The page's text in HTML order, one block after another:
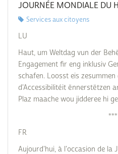
JOURNÉE MONDIALE DU
Services aux citoyens
LU
Haut, um Weltdag vun der
Engagement fir eng inklusiv
schafen. Loosst eis
d'Accessibilitéit ënnerstëtzen
Plaz maache wou jidderee hi
***
FR
Aujourd'hui, à l'occasion de la